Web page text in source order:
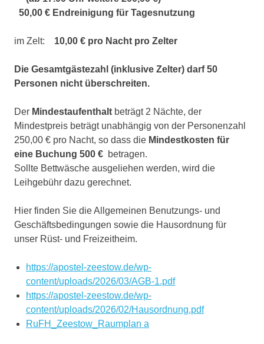
50,00 € Endreinigung für Tagesnutzung
im Zelt: 10,00 € pro Nacht pro Zelter
Die Gesamtgästezahl (inklusive Zelter) darf 50
Personen nicht überschreiten.
Der Mindestaufenthalt beträgt 2 Nächte, der
Mindestpreis beträgt unabhängig von der Personenzahl
250,00 € pro Nacht, so dass die Mindestkosten für
eine Buchung 500 € betragen.
Sollte Bettwäsche ausgeliehen werden, wird die
Leihgebühr dazu gerechnet.
Hier finden Sie die Allgemeinen Benutzungs- und
Geschäftsbedingungen sowie die Hausordnung für
unser Rüst- und Freizeitheim.
https://apostel-zeestow.de/wp-
content/uploads/2026/03/AGB-1.pdf
https://apostel-zeestow.de/wp-
content/uploads/2026/02/Hausordnung.pdf
RuFH_Zeestow_Raumplan a